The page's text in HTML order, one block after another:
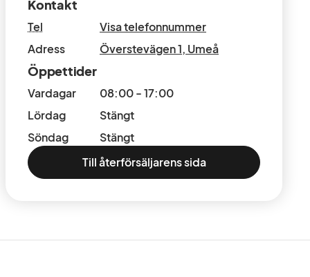
Kontakt
Tel
Visa telefonnummer
Adress
Överstevägen 1, Umeå
Öppettider
Vardagar
08:00 - 17:00
Lördag
Stängt
Söndag
Stängt
Till återförsäljarens sida